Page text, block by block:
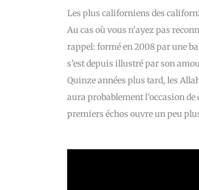
Les plus californiens des
Au cas où vous n’ayez pas
rappel: formé en 2008 par une
s’est depuis illustré par son
Quinze années plus tard, les
aura probablement l’occasion
premiers échos ouvre un peu